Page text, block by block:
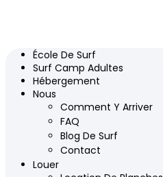
École De Surf
Surf Camp Adultes
Hébergement
Nous
Comment Y Arriver
FAQ
Blog De Surf
Contact
Louer